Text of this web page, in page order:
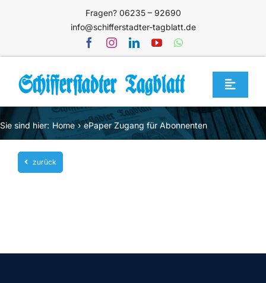
Fragen? 06235 – 92690
info@schifferstadter-tagblatt.de
Toggle
Home
Themen
Blog
Sie sind hier: Home ePaper Zugang für Abonnenten
zurück